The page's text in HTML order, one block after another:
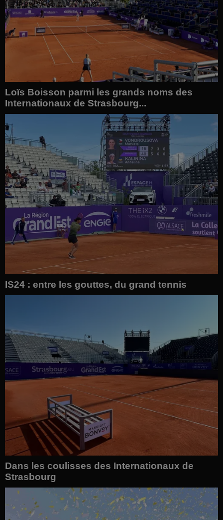
Loïs Boisson parmi les grands noms des
Internationaux de Strasbourg...
IS24 : entre les gouttes, du grand tennis
Dans les coulisses des Internationaux de
Strasbourg